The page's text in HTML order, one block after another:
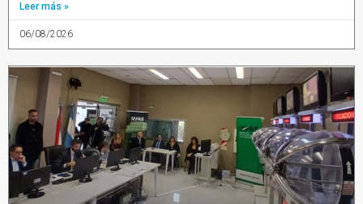
Leer más »
06/08/2026